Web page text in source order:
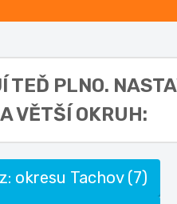
TEĎ PLNO.
VĚTŠÍ OKRUH:
okresu Tachov (7)